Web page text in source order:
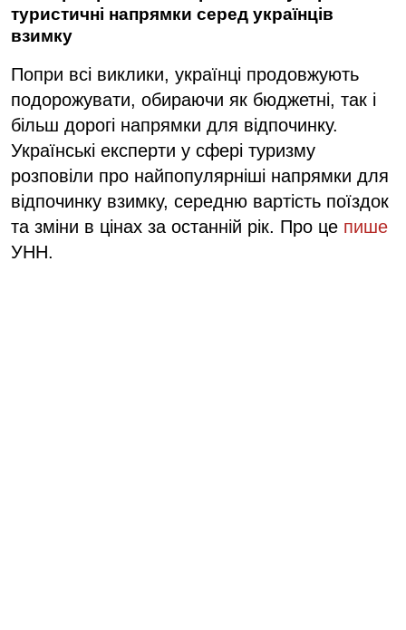
туристичні напрямки серед українців
взимку
Попри всі виклики, українці продовжують
подорожувати, обираючи як бюджетні, так і
більш дорогі напрямки для відпочинку.
Українські експерти у сфері туризму
розповіли про найпопулярніші напрямки для
відпочинку взимку, середню вартість поїздок
та зміни в цінах за останній рік. Про це пише
УНН.